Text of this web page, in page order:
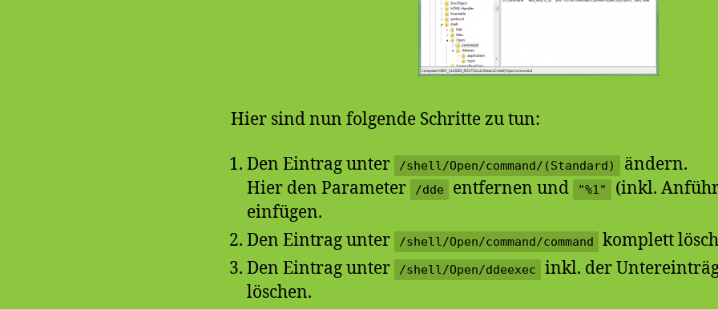
Hier sind nun folgende Schritte zu tun:
Den Eintrag unter /shell/Open/command/(Standard)
ändern.
Hier den Parameter
/dde entfernen und "%1"
(inkl.
einfügen.
Den Eintrag unter
/shell/Open/command/command
komplett
Den Eintrag unter
/shell/Open/ddeexec
inkl. der
löschen.